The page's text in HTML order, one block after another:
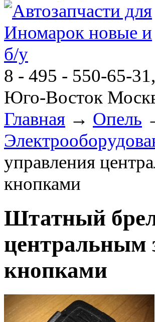
8 - 495 - 550-65-
Юго-Восток
Главная → Опель
управления
кнопками
Штатный
центральным
кнопками